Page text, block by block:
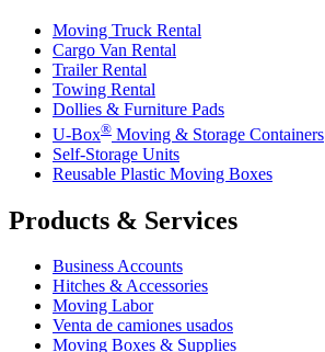
Moving Truck Rental
Cargo Van Rental
Trailer Rental
Towing Rental
Dollies & Furniture Pads
U-Box® Moving & Storage Containers
Self-Storage Units
Reusable Plastic Moving Boxes
Products & Services
Business Accounts
Hitches & Accessories
Moving Labor
Venta de camiones usados
Moving Boxes & Supplies